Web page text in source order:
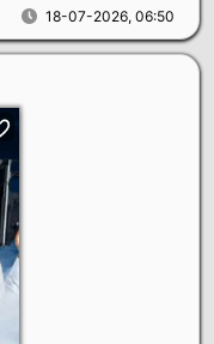
18-07-2026, 06:50